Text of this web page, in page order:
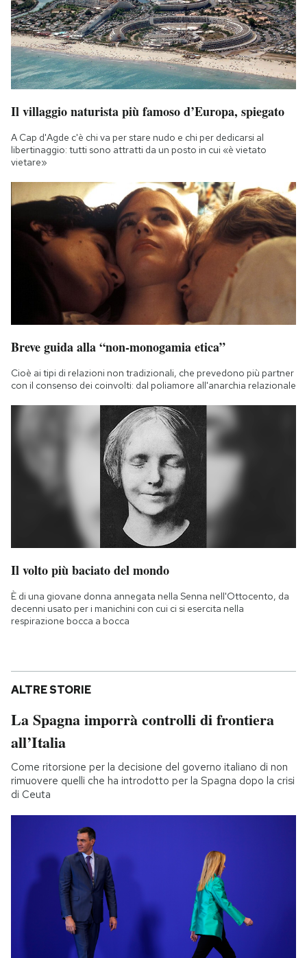
Il villaggio naturista più famoso d’Europa, spiegato
A Cap d'Agde c'è chi va per stare nudo e chi per dedicarsi al
libertinaggio: tutti sono attratti da un posto in cui «è vietato
vietare»
Breve guida alla “non-monogamia etica”
Cioè ai tipi di relazioni non tradizionali, che prevedono più partner
con il consenso dei coinvolti: dal poliamore all'anarchia relazionale
Il volto più baciato del mondo
È di una giovane donna annegata nella Senna nell'Ottocento, da
decenni usato per i manichini con cui ci si esercita nella
respirazione bocca a bocca
ALTRE STORIE
La Spagna imporrà controlli di frontiera
all’Italia
Come ritorsione per la decisione del governo italiano di non
rimuovere quelli che ha introdotto per la Spagna dopo la crisi
di Ceuta